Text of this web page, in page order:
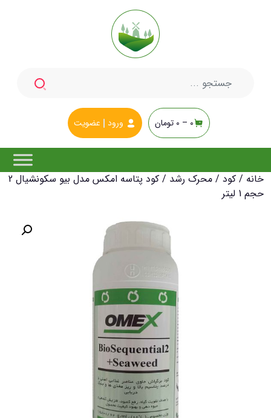
0 –
0 تومان ورود عضویت
خانه / کود / محرک رشد
/ کود پتاسه امکس مدل بیو سکونشیال 2
حجم 1 لیتر